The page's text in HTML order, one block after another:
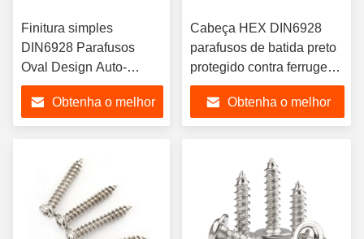
Finitura simples
DIN6928 Parafusos
Oval Design Auto-
filamento de corte feito
de titânio aço inoxidável
latão níquel zincado
Obtenha o melhor
Cabeça HEX DIN6928
parafusos de batida preto
protegido contra ferrugem
Anti-afrouxamento-Vários
incluindo titânio aço
inoxidável níquel
Obtenha o melhor